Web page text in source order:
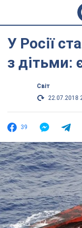
У Росії
з дітьми:
Світ
22.07.2018
39